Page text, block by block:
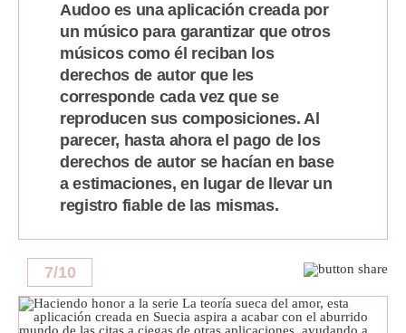
Audoo es una aplicación creada por
un músico para garantizar que otros
músicos como él reciban los
derechos de autor que les
corresponde cada vez que se
reproducen sus composiciones. Al
parecer, hasta ahora el pago de los
derechos de autor se hacían en base
a estimaciones, en lugar de llevar un
registro fiable de las mismas.
7/10